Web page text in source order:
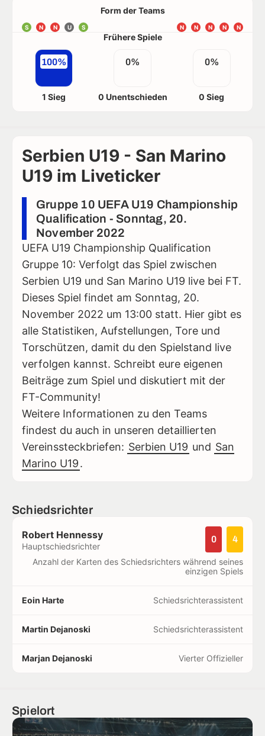
Form der Teams
S N N U S N
N
N
N
N
Frühere Spiele
100%
1 Sieg
0%
0 Unentschieden
0%
0 Sieg
Serbien U19 - San Marino
U19 im Liveticker
Gruppe 10 UEFA U19 Championship
Qualification - Sonntag, 20.
November 2022
UEFA U19 Championship Qualification
Gruppe 10: Verfolgt das Spiel zwischen
Serbien U19 und San Marino U19 live bei FT.
Dieses Spiel findet am Sonntag, 20.
November 2022 um 13:00 statt. Hier gibt es
alle Statistiken, Aufstellungen, Tore und
Torschützen, damit du den Spielstand live
verfolgen kannst. Schreibt eure eigenen
Beiträge zum Spiel und diskutiert mit der
FT-Community!
Weitere Informationen zu den Teams
findest du auch in unseren detaillierten
Vereinssteckbriefen: Serbien U19 und San
Marino U19.
Schiedsrichter
Robert Hennessy
Hauptschiedsrichter
0 4
Anzahl der Karten des Schiedsrichters während seines
einzigen Spiels
Eoin Harte Schiedsrichterassistent
Martin Dejanoski Schiedsrichterassistent
Marjan Dejanoski Vierter Offizieller
Spielort